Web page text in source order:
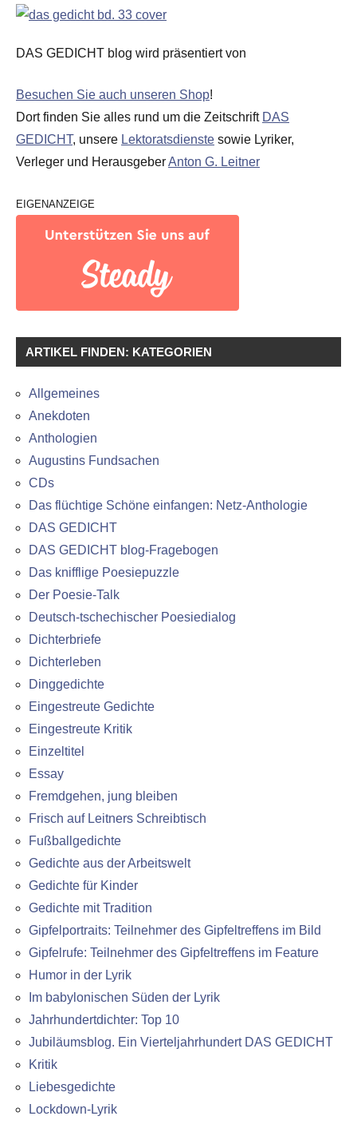
DAS GEDICHT blog wird präsentiert von
Besuchen Sie auch unseren Shop!
Dort finden Sie alles rund um die Zeitschrift DAS
GEDICHT, unsere Lektoratsdienste sowie Lyriker,
Verleger und HerausgeberAnton G. Leitner
EIGENANZEIGE
ARTIKEL FINDEN: KATEGORIEN
Allgemeines
Anekdoten
Anthologien
Augustins Fundsachen
CDs
Das flüchtige Schöne einfangen: Netz-Anthologie
DAS GEDICHT
DAS GEDICHT blog-Fragebogen
Das knifflige Poesiepuzzle
Der Poesie-Talk
Deutsch-tschechischer Poesiedialog
Dichterbriefe
Dichterleben
Dinggedichte
Eingestreute Gedichte
Eingestreute Kritik
Einzeltitel
Essay
Fremdgehen, jung bleiben
Frisch auf Leitners Schreibtisch
Fußballgedichte
Gedichte aus der Arbeitswelt
Gedichte für Kinder
Gedichte mit Tradition
Gipfelportraits: Teilnehmer des Gipfeltreffens im Bild
Gipfelrufe: Teilnehmer des Gipfeltreffens im Feature
Humor in der Lyrik
Im babylonischen Süden der Lyrik
Jahrhundertdichter: Top 10
Jubiläumsblog. Ein Vierteljahrhundert DAS GEDICHT
Kritik
Liebesgedichte
Lockdown-Lyrik